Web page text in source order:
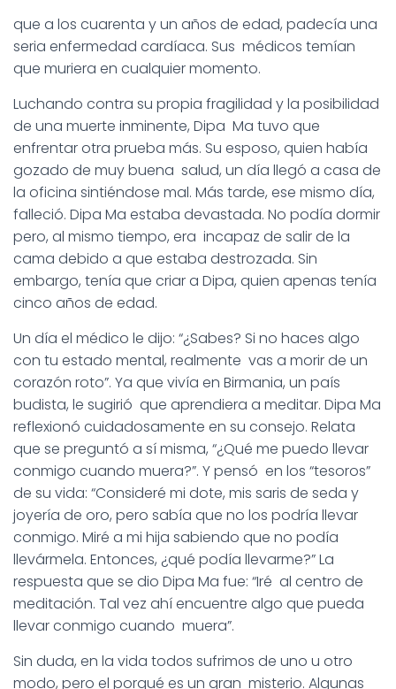
que a los cuarenta y un años de edad, padecía una
seria enfermedad cardíaca. Sus médicos temían
que muriera en cualquier momento.
Luchando contra su propia fragilidad y la posibilidad
de una muerte inminente, Dipa Ma tuvo que
enfrentar otra prueba más. Su esposo, quien había
gozado de muy buena salud, un día llegó a casa de
la oficina sintiéndose mal. Más tarde, ese mismo día,
falleció. Dipa Ma estaba devastada. No podía dormir
pero, al mismo tiempo, era incapaz de salir de la
cama debido a que estaba destrozada. Sin
embargo, tenía que criar a Dipa, quien apenas tenía
cinco años de edad.
Un día el médico le dijo: “¿Sabes? Si no haces algo
con tu estado mental, realmente vas a morir de un
corazón roto”. Ya que vivía en Birmania, un país
budista, le sugirió que aprendiera a meditar. Dipa Ma
reflexionó cuidadosamente en su consejo. Relata
que se preguntó a sí misma, “¿Qué me puedo llevar
conmigo cuando muera?”. Y pensó en los “tesoros”
de su vida: “Consideré mi dote, mis saris de seda y
joyería de oro, pero sabía que no los podría llevar
conmigo. Miré a mi hija sabiendo que no podía
llevármela. Entonces, ¿qué podía llevarme?” La
respuesta que se dio Dipa Ma fue: “Iré al centro de
meditación. Tal vez ahí encuentre algo que pueda
llevar conmigo cuando muera”.
Sin duda, en la vida todos sufrimos de uno u otro
modo, pero el porqué es un gran misterio. Algunas